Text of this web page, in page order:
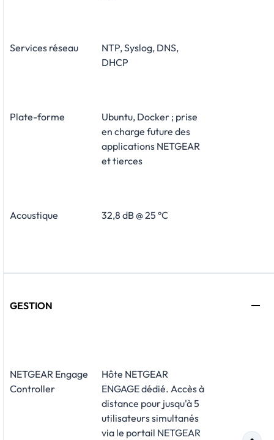
Services réseau
NTP, Syslog, DNS,
DHCP
Plate-forme
Ubuntu, Docker ; prise
en charge future des
applications NETGEAR
et tierces
Acoustique 32,8 dB @ 25 °C
GESTION
NETGEAR Engage
Controller
Hôte NETGEAR
ENGAGE dédié. Accès à
distance pour jusqu'à 5
utilisateurs simultanés
via le portail NETGEAR